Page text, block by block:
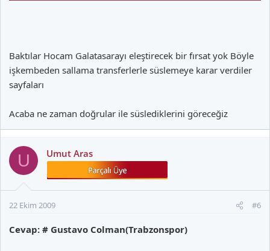
Baktılar Hocam Galatasarayı eleştirecek bir fırsat yok Böyle
işkembeden sallama transferlerle süslemeye karar verdiler
sayfaları
Acaba ne zaman doğrular ile süslediklerini göreceğiz
U Umut Aras
22 Ekim 2009 #6
Cevap: # Gustavo Colman(Trabzonspor)